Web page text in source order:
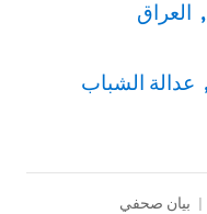
العراق
عدالة الشباب
بيان صحفي